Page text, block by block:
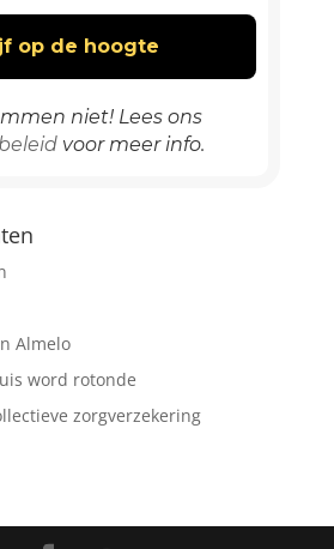
niet! Lees ons
voor meer info.
Almelo
word rotonde
zorgverzekering